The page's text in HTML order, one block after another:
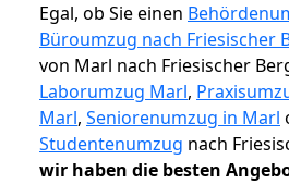
Egal, ob Sie einen
Büroumzug nach Friesischer
von Marl nach Friesischer
Laborumzug Marl,
Marl, Seniorenumzug in Marl
Studentenumzug nach
wir haben die besten